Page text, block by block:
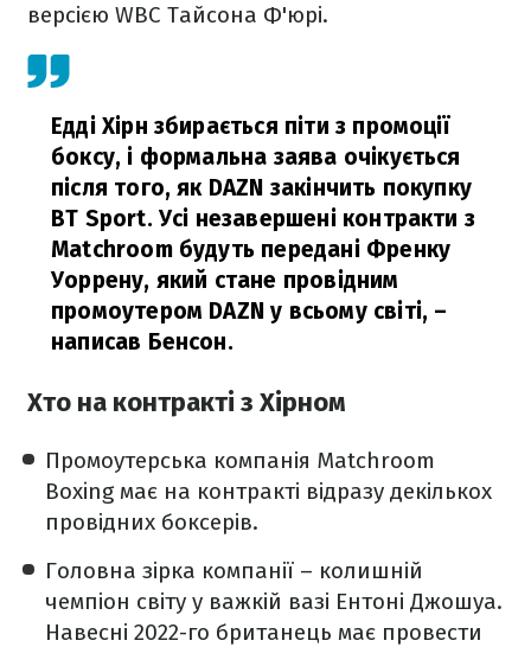
версією WBC Тайсона Ф'юрі.
Едді Хірн збирається піти з промоції
боксу, і формальна заява очікується
після того, як DAZN закінчить покупку
BT Sport. Усі незавершені контракти з
Matchroom будуть передані Френку
Уоррену, який стане провідним
промоутером DAZN у всьому світі, –
написав Бенсон.
Хто на контракті з Хірном
Промоутерська компанія Matchroom
Boxing має на контракті відразу декількох
провідних боксерів.
Головна зірка компанії – колишній
чемпіон світу у важкій вазі Ентоні Джошуа.
Навесні 2022-го британець має провести